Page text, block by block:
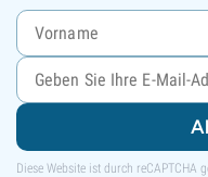
Diese Website ist durch reCAPTCHA